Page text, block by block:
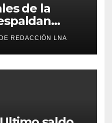
de la
dólares
y
REDACCIÓN LNA